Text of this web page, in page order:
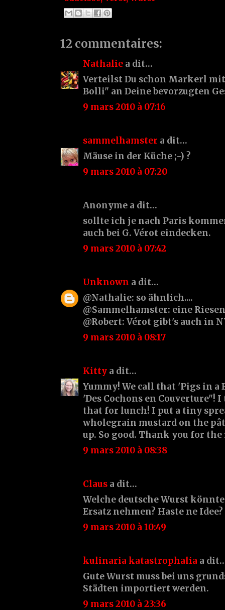
12 commentaires:
Nathalie a dit…
Verteilst Du schon Markerl
Bolli" an Deine bevorzugten
9 mars 2010 à 07:16
sammelhamster a dit…
Mäuse in der Küche ;-) ?
9 mars 2010 à 07:20
Anonyme a dit…
sollte ich je nach Paris
auch bei G. Vérot eindecken.
9 mars 2010 à 07:42
Unknown a dit…
@Nathalie: so ähnlich....
@Sammelhamster: eine
@Robert: Vérot gibt's auch in
9 mars 2010 à 08:17
Kitty a dit…
Yummy! We call that 'Pigs in
'Des Cochons en Couverture"!
that for lunch! I put a tiny
wholegrain mustard on the
up. So good. Thank you for
9 mars 2010 à 08:38
Claus a dit…
Welche deutsche Wurst
Ersatz nehmen? Haste ne Idee?
9 mars 2010 à 10:49
kulinaria katastrophalia a
Gute Wurst muss bei uns
Städten importiert werden.
9 mars 2010 à 23:36